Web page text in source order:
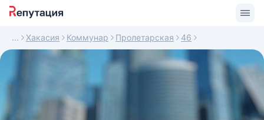
Хакасия Коммунар Пролетарская 46